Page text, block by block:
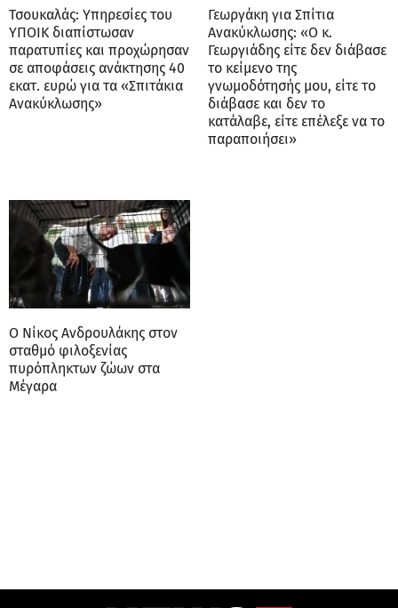
Τσουκαλάς: Υπηρεσίες του
ΥΠΟΙΚ διαπίστωσαν
παρατυπίες και προχώρησαν
σε αποφάσεις ανάκτησης 40
εκατ. ευρώ για τα «Σπιτάκια
Ανακύκλωσης»
Γεωργάκη για Σπίτια
Ανακύκλωσης: «Ο κ.
Γεωργιάδης είτε δεν διάβασε
το κείμενο της
γνωμοδότησής μου, είτε το
διάβασε και δεν το
κατάλαβε, είτε επέλεξε να το
παραποιήσει»
Ο Νίκος Ανδρουλάκης στον
σταθμό φιλοξενίας
πυρόπληκτων ζώων στα
Μέγαρα